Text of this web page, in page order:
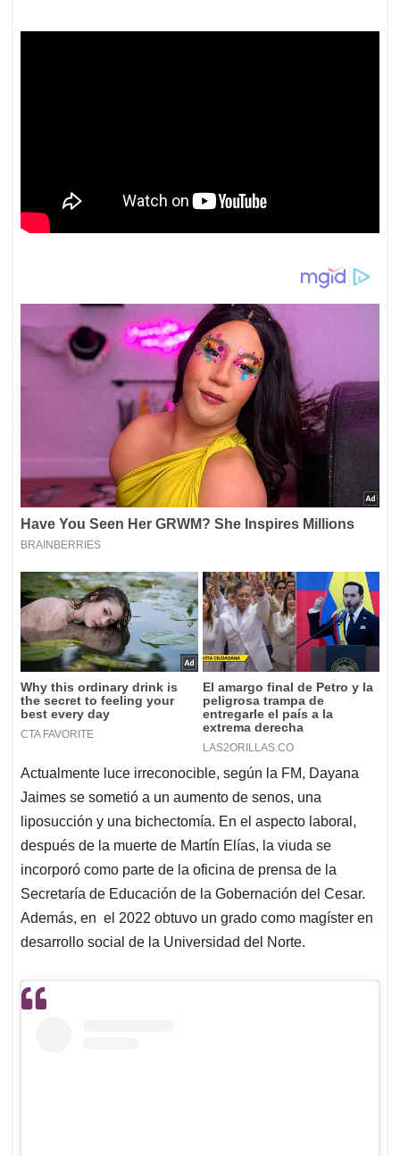
Actualmente luce irreconocible, según la FM, Dayana
Jaimes se sometió a un aumento de senos, una
liposucción y una bichectomía. En el aspecto laboral,
después de la muerte de Martín Elías, la viuda se
incorporó como parte de la oficina de prensa de la
Secretaría de Educación de la Gobernación del Cesar.
Además, en el 2022 obtuvo un grado como magíster en
desarrollo social de la Universidad del Norte.